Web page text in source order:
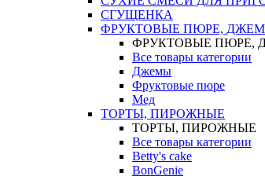
СГУЩЕНКА
ФРУКТОВЫЕ ПЮРЕ,
ФРУКТОВЫЕ ПЮРЕ,
Все товары категории
Джемы
Фруктовые пюре
Мед
ТОРТЫ, ПИРОЖНЫЕ
ТОРТЫ, ПИРОЖНЫЕ
Все товары категории
Betty's cake
BonGenie